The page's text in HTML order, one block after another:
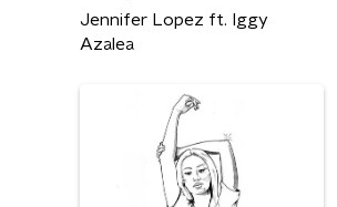
Jennifer Lopez ft. Iggy
Azalea